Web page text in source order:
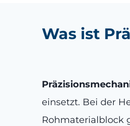
Was ist
einsetzt. Bei der
Rohmaterialblock